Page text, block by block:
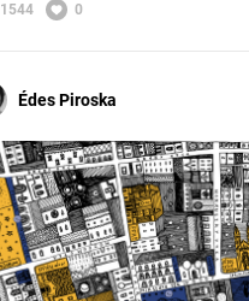
1544 0
Édes Piroska